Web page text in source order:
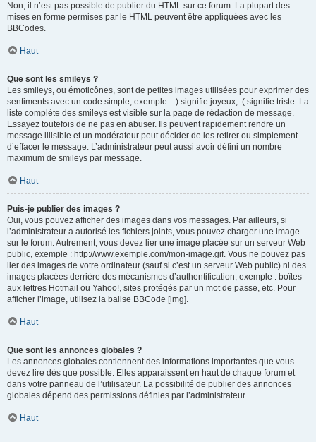
Non, il n’est pas possible de publier du HTML sur ce forum. La plupart des
mises en forme permises par le HTML peuvent être appliquées avec les
BBCodes.
Haut
Que sont les smileys ?
Les smileys, ou émoticônes, sont de petites images utilisées pour exprimer des
sentiments avec un code simple, exemple : :) signifie joyeux, :( signifie triste. La
liste complète des smileys est visible sur la page de rédaction de message.
Essayez toutefois de ne pas en abuser. Ils peuvent rapidement rendre un
message illisible et un modérateur peut décider de les retirer ou simplement
d’effacer le message. L’administrateur peut aussi avoir défini un nombre
maximum de smileys par message.
Haut
Puis-je publier des images ?
Oui, vous pouvez afficher des images dans vos messages. Par ailleurs, si
l’administrateur a autorisé les fichiers joints, vous pouvez charger une image
sur le forum. Autrement, vous devez lier une image placée sur un serveur Web
public, exemple : http://www.exemple.com/mon-image.gif. Vous ne pouvez pas
lier des images de votre ordinateur (sauf si c’est un serveur Web public) ni des
images placées derrière des mécanismes d’authentification, exemple : boîtes
aux lettres Hotmail ou Yahoo!, sites protégés par un mot de passe, etc. Pour
afficher l’image, utilisez la balise BBCode [img].
Haut
Que sont les annonces globales ?
Les annonces globales contiennent des informations importantes que vous
devez lire dès que possible. Elles apparaissent en haut de chaque forum et
dans votre panneau de l’utilisateur. La possibilité de publier des annonces
globales dépend des permissions définies par l’administrateur.
Haut